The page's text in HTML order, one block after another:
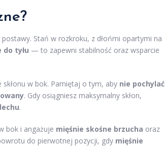
Stań w rozkroku, z dłońmi opartymi na
do tyłu — to zapewni stabilność oraz wsparcie
w bok. Pamiętaj o tym, aby nie pochylać
. Gdy osiągniesz maksymalny skłon,
.
bok i angażuje mięśnie skośne brzucha oraz
do pierwotnej pozycji, gdy mięśnie